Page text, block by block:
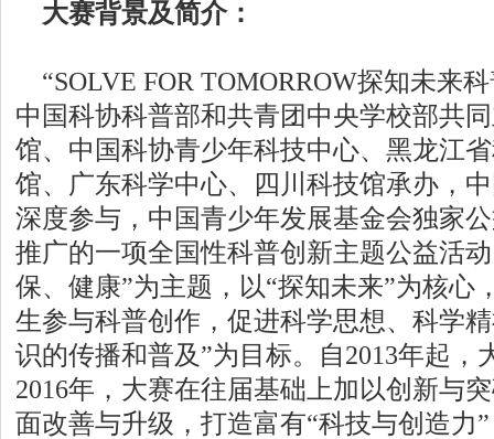
大赛背景及简介：
“SOLVE FOR TOMORROW探知未来
中国科协科普部和共青团中央学校部共
馆、中国科协青少年科技中心、黑龙江
馆、广东科学中心、四川科技馆承办，
深度参与，中国青少年发展基金会独家
推广的一项全国性科普创新主题公益活
保、健康”为主题，以“探知未来”为核心
生参与科普创作，促进科学思想、科学
识的传播和普及”为目标。自2013年起，
2016年，大赛在往届基础上加以创新与
面改善与升级，打造富有“科技与创造力